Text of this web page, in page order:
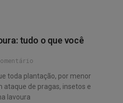
tudo o que você
toda plantação, por menor
ataque de pragas, insetos e
lavoura